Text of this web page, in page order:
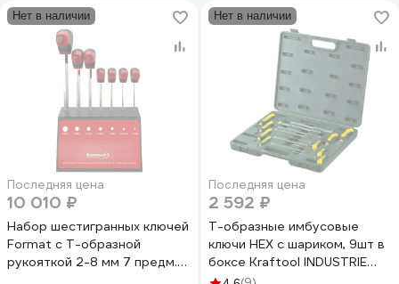
Нет в наличии
Последняя цена
10 010 ₽
Набор шестигранных ключей
Format с Т-образной
рукояткой 2-8 мм 7 предм.
Нет в наличии
Последняя цена
2 592 ₽
Т-образные имбусовые
ключи HEX с шариком, 9шт в
боксе Kraftool INDUSTRIE
27454-H9